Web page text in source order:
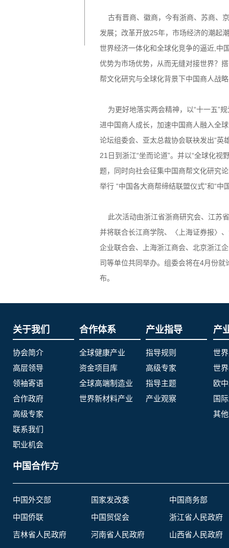
古有晋商、徽商，今有浙商、苏商、
发展；改革开放25年，市场经济的潮起
世界经济一体化和全球化竞争的逼近,中
优势为市场优势，从而无缝对接世界？
帮文化研究与全球化背景下中国商人战
为更好地落实两会精神，以“十一五”
进中国商人成长，加速中国商人融入全
论坛组委会、亚太总裁协会联袂发出“英
21日到浙江“坐而论道”。并以“全球化视
题，同时向社会征集中国商帮文化研究
举行 “中国各大商帮缔结联盟仪式”和“中
此次活动由浙江省浙商研究会、江苏
并将联合长江商学院、〈上海证券报〉
企业联合会、上海浙江商会、北京浙江
司等单位共同举办。组委会将在4月份
布。
关于我们
协会简介
高层领导
领袖寄语
合作政府
高级专家
联系我们
职业机会
合作体系
全球健康产业
资金项目库
全球高端制造业
世界新材料产业
产业指导
指导规则
高级专家
指导主题
产业观察
产
世
世
欧
国
其
中国合作方
中国外交部 国家发改委
中国商务部
中国侨联
中国贸促会
浙江省人民政府
吉林省人民政府
河南省人民政府
山西省人民政府